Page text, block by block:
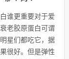
谁更重要对于爱
老胶原蛋白可谓
星们都吃它，据
很好。但是弹性